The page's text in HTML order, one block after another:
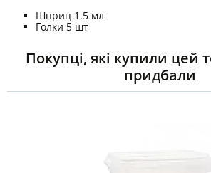
Шприц 1.5 мл
Голки 5 шт
Покупці, які купили цей
придбали